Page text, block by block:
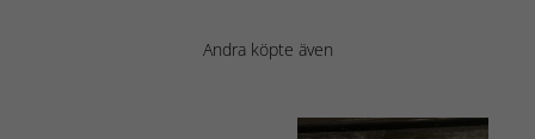
Andra köpte även